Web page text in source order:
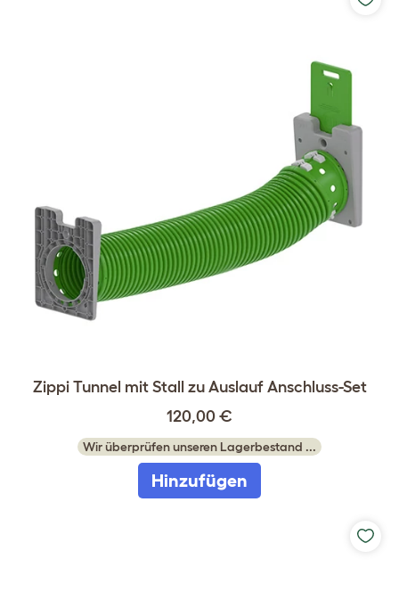
Zippi Tunnel mit Stall zu Auslauf Anschluss-Set
120,00 €
Wir überprüfen unseren Lagerbestand ...
Hinzufügen